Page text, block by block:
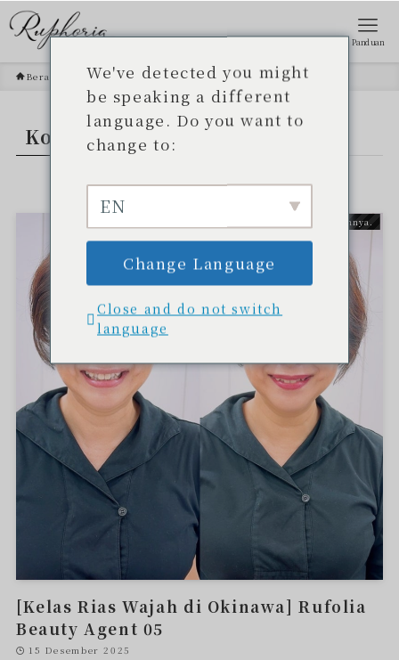
Panduan
Beranda Kosmetik Okinawa
Kosmetik Okinawa
Lainnya.
[Kelas Rias Wajah di Okinawa] Rufolia
Beauty Agent 05
15 Desember 2025
We've detected you might
be speaking a different
language. Do you want to
change to:
EN
Change Language
Close and do not switch
language